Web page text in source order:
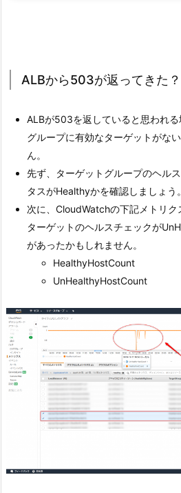
ALBから503が返ってきた？
ALBが503を返していると思われ
グループに有効なターゲットがな
ん。
先ず、ターゲットグループのヘル
タスがHealthyかを確認しましょう。
次に、CloudWatchの下記メトリク
ターゲットのヘルスチェックが
があったかもしれません。
HealthyHostCount
UnHealthyHostCount